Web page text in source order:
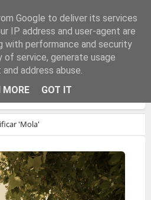
'Mola'
Google to deliver its services
IP address and user-agent are
with performance and security
service, generate usage
address abuse.
MORE
GOT IT